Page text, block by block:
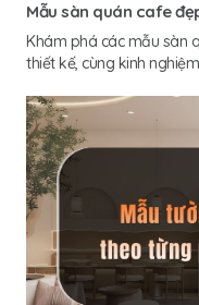
Mẫu sàn quán cafe
Khám phá các mẫu sàn
thiết kế, cùng kinh nghiệm